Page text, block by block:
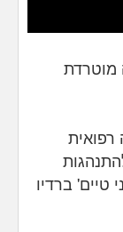
מוטרדת
טיים' ברדיו